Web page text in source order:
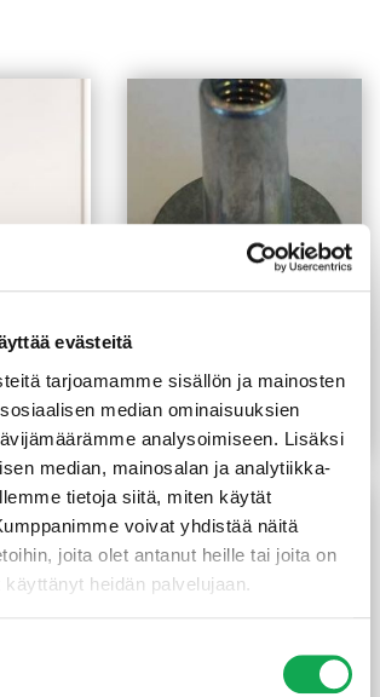
evästeitä
tarjoamamme sisällön ja mainosten
median ominaisuuksien
analysoimiseen. Lisäksi
median, mainosalan ja analytiikka-
tietoja siitä, miten käytät
voivat yhdistää näitä
joita olet antanut heille tai joita on
heidän palvelujaan.
Kierrehylsy Rollmex M8-
1,60€/kpl
Lue lisää